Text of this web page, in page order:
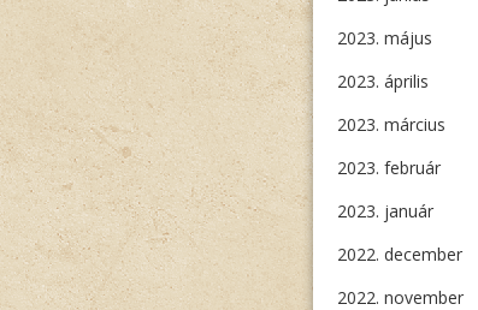
2023. május
2023. április
2023. március
2023. február
2023. január
2022. december
2022. november